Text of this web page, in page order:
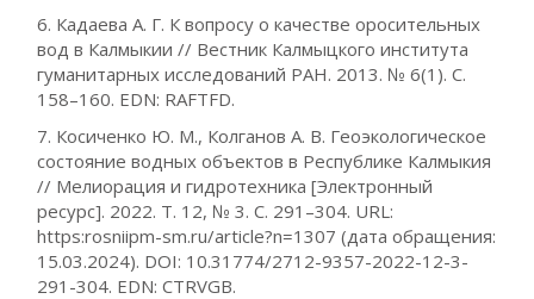
6. Кадаева А. Г. К вопросу о качестве оросительных
вод в Калмыкии // Вестник Калмыцкого института
гуманитарных исследований РАН. 2013. № 6(1). С.
158–160. EDN: RAFTFD.
7. Косиченко Ю. М., Колганов А. В. Геоэкологическое
состояние водных объектов в Республике Калмыкия
// Мелиорация и гидротехника [Электронный
ресурс]. 2022. Т. 12, № 3. С. 291–304. URL:
https:rosniipm-sm.ru/article?n=1307 (дата обращения:
15.03.2024). DOI: 10.31774/2712-9357-2022-12-3-
291-304. EDN: CTRVGB.